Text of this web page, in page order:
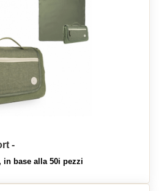
-
in base alla 50i pezzi